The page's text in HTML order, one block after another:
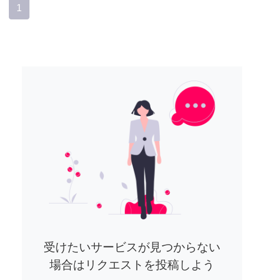
1
受けたいサービスが見つからない
場合はリクエストを投稿しよう